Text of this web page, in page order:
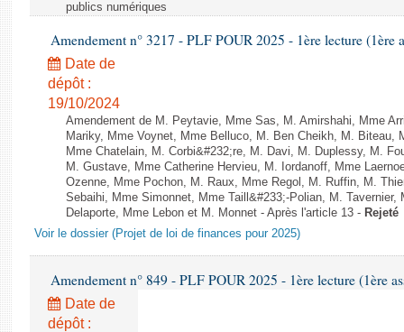
publics numériques
Amendement n° 3217 - PLF POUR 2025 - 1ère lecture (1ère
Date de
dépôt :
19/10/2024
Amendement de M. Peytavie, Mme Sas, M. Amirshahi, Mme
Mariky, Mme Voynet, Mme Belluco, M. Ben Cheikh, M. Biteau,
Mme Chatelain, M. Corbi&#232;re, M. Davi, M. Duplessy, M.
M. Gustave, Mme Catherine Hervieu, M. Iordanoff, Mme
Ozenne, Mme Pochon, M. Raux, Mme Regol, M. Ruffin, M.
Sebaihi, Mme Simonnet, Mme Taill&#233;-Polian, M. Tavernier,
Delaporte, Mme Lebon et M. Monnet - Après l'article 13 - Rejeté
Voir le dossier (Projet de loi de finances pour 2025)
Amendement n° 849 - PLF POUR 2025 - 1ère lecture (1ère
Date de
dépôt :